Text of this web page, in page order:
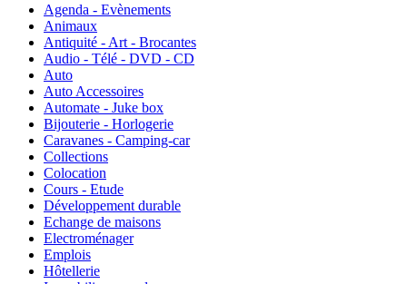
Agenda - Evènements
Animaux
Antiquité - Art - Brocantes
Audio - Télé - DVD - CD
Auto
Auto Accessoires
Automate - Juke box
Bijouterie - Horlogerie
Caravanes - Camping-car
Collections
Colocation
Cours - Etude
Développement durable
Echange de maisons
Electroménager
Emplois
Hôtellerie